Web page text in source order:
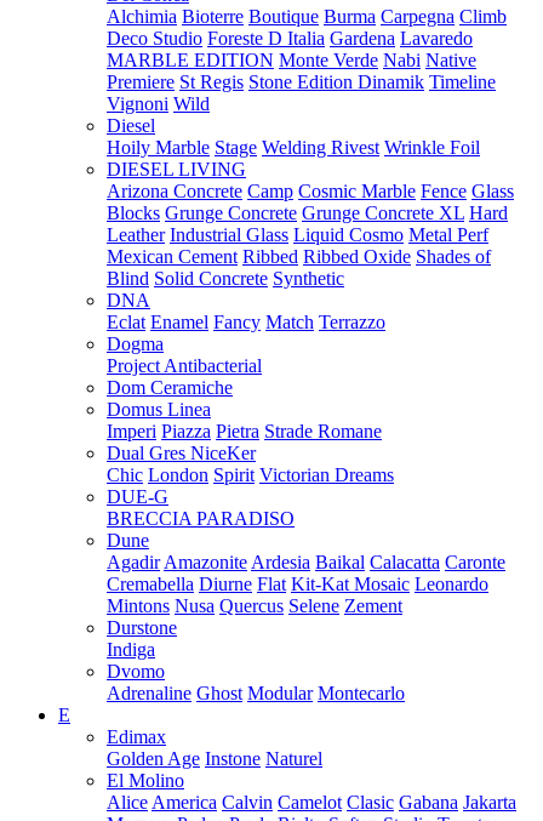
Alchimia Bioterre Boutique Burma Carpegna Climb
Deco Studio Foreste D Italia Gardena Lavaredo
MARBLE EDITION Monte Verde Nabi Native
Premiere St Regis Stone Edition Dinamik Timeline
Vignoni Wild
Diesel
Hoily Marble Stage Welding Rivest Wrinkle Foil
DIESEL LIVING
Arizona Concrete Camp Cosmic Marble Fence Glass
Blocks Grunge Concrete Grunge Concrete XL Hard
Leather Industrial Glass Liquid Cosmo Metal Perf
Mexican Cement Ribbed Ribbed Oxide Shades of
Blind Solid Concrete Synthetic
DNA
Eclat Enamel Fancy Match Terrazzo
Dogma
Project Antibacterial
Dom Ceramiche
Domus Linea
Imperi Piazza Pietra Strade Romane
Dual Gres NiceKer
Chic London Spirit Victorian Dreams
DUE-G
BRECCIA PARADISO
Dune
Agadir Amazonite Ardesia Baikal Calacatta Caronte
Cremabella Diurne Flat Kit-Kat Mosaic Leonardo
Mintons Nusa Quercus Selene Zement
Durstone
Indiga
Dvomo
Adrenaline Ghost Modular Montecarlo
E
Edimax
Golden Age Instone Naturel
El Molino
Alice America Calvin Camelot Clasic Gabana Jakarta